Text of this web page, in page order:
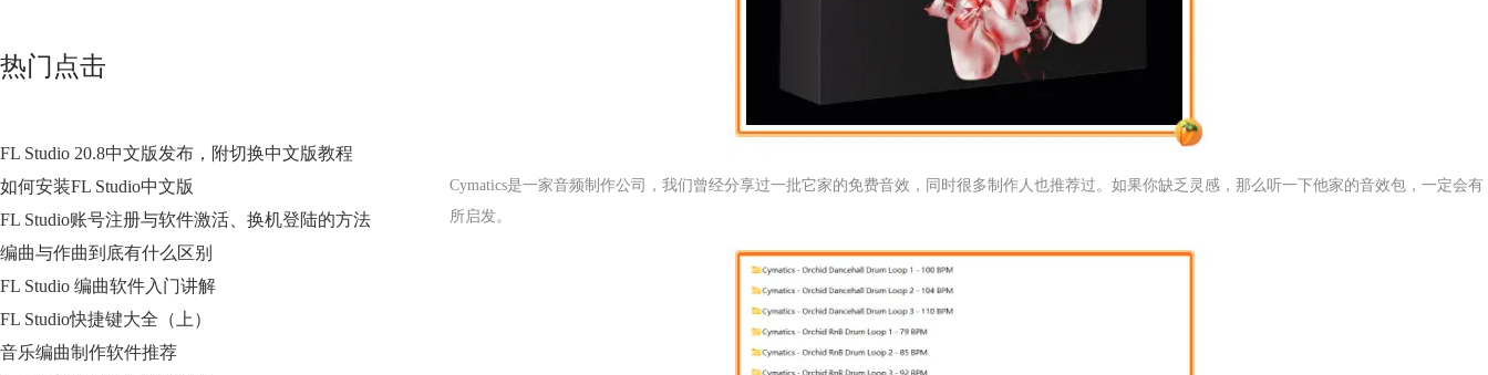
热门点击
FL Studio 20.8中文版发布，附切换中文版教程
如何安装FL Studio中文版
FL Studio账号注册与软件激活、换机登陆的方法
编曲与作曲到底有什么区别
FL Studio 编曲软件入门讲解
FL Studio快捷键大全（上）
音乐编曲制作软件推荐
Cymatics是一家音频制作公司，我们曾经分享过一批它家的免费音效，同时很多制作人也推荐过。如果你缺乏灵感，那么听一下他家的音效包，一定会有
所启发。